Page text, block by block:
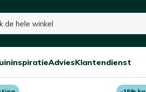
Open/sluitOpen/sluit
Advies
Open/sluit
Klantendienst